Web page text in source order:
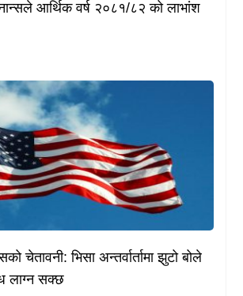
आर्थिक वर्ष २०८१/८२ को लाभांश
चेतावनी: भिसा अन्तर्वार्तामा झुटो बोले
लाग्न सक्छ